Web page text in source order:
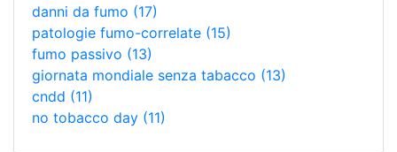
danni da fumo (17)
patologie fumo-correlate (15)
fumo passivo (13)
giornata mondiale senza tabacco (13)
cndd (11)
no tobacco day (11)